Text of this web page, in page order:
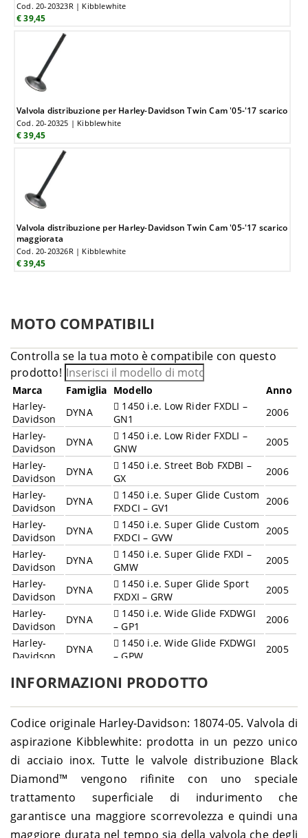
Cod. 20-20323R | Kibblewhite
€ 39,45
Valvola distribuzione per Harley-Davidson Twin Cam '05-'17 scarico
Cod. 20-20325 | Kibblewhite
€ 39,45
Valvola distribuzione per Harley-Davidson Twin Cam '05-'17 scarico
maggiorata
Cod. 20-20326R | Kibblewhite
€ 39,45
MOTO COMPATIBILI
Controlla se la tua moto è compatibile con questo
prodotto!
Marca Famiglia Modello
Anno
Harley-
Davidson
DYNA
1450 i.e. Low Rider FXDLI –
GN1
2006
Harley-
Davidson
DYNA
1450 i.e. Low Rider FXDLI –
GNW
2005
Harley-
Davidson
DYNA
1450 i.e. Street Bob FXDBI –
GX
2006
Harley-
Davidson
DYNA
1450 i.e. Super Glide Custom
FXDCI – GV1
2006
Harley-
Davidson
DYNA
1450 i.e. Super Glide Custom
FXDCI – GVW
2005
Harley-
Davidson
DYNA
1450 i.e. Super Glide FXDI –
GMW
2005
Harley-
Davidson
DYNA
1450 i.e. Super Glide Sport
FXDXI – GRW
2005
Harley-
Davidson
DYNA
1450 i.e. Wide Glide FXDWGI
– GP1
2006
Harley-
Davidson
DYNA
1450 i.e. Wide Glide FXDWGI
– GPW
2005
Davidson
DYNA 1584 Fat Bob FXDF ABS – GY4
Davidson
DYNA 1584 Fat Bob FXDF – GY4
2011
Harley-
Davidson
DYNA 1584 Low Rider FXDL – GN4
2008-
2009
Harley-
Davidson
DYNA
1584 Street Bob FXDB ABS –
GX4
2012-
2013
Harley-
Davidson
DYNA 1584 Street Bob FXDB – GX4
2007-
2011
Harley-
Davidson
DYNA
1584 Super Glide Custom
FXDC ABS – GV4
2012-
2013
INFORMAZIONI PRODOTTO
Codice originale Harley-Davidson: 18074-05. Valvola di
aspirazione Kibblewhite: prodotta in un pezzo unico
di acciaio inox. Tutte le valvole distribuzione Black
Diamond™ vengono rifinite con uno speciale
trattamento superficiale di indurimento che
garantisce una maggiore scorrevolezza e quindi una
maggiore durata nel tempo sia della valvola che degli